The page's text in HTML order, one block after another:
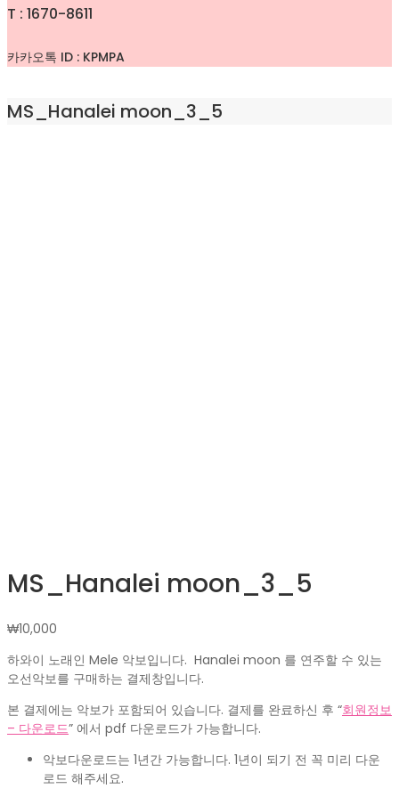
T : 1670-8611
카카오톡 ID : KPMPA
MS_Hanalei moon_3_5
MS_Hanalei moon_3_5
₩10,000
하와이 노래인 Mele 악보입니다. Hanalei moon 를 연주할 수 있는
오선악보를 구매하는 결제창입니다.
본 결제에는 악보가 포함되어 있습니다. 결제를 완료하신 후 “회원정보
– 다운로드” 에서 pdf 다운로드가 가능합니다.
악보다운로드는 1년간 가능합니다. 1년이 되기 전 꼭 미리 다운
로드 해주세요.